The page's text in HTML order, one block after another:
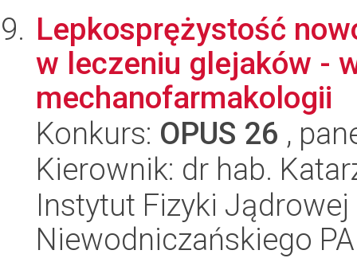
Lepkosprężystość
w leczeniu glejaków -
mechanofarmakologii
Konkurs: OPUS 26 ,
Kierownik: dr hab.
Instytut Fizyki
Niewodniczańskiego